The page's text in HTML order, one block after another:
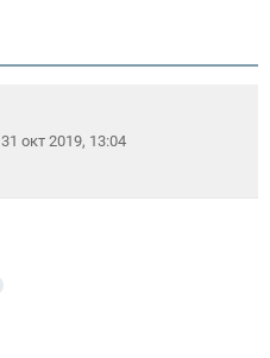
31 окт 2019, 13:04